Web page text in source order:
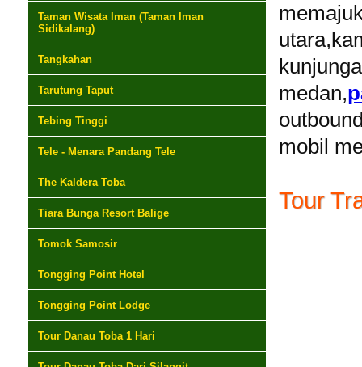
Taman Wisata Iman (Taman Iman
Sidikalang)
Tangkahan
Tarutung Taput
Tebing Tinggi
Tele - Menara Pandang Tele
The Kaldera Toba
Tiara Bunga Resort Balige
Tomok Samosir
Tongging Point Hotel
Tongging Point Lodge
Tour Danau Toba 1 Hari
medan,
mobil
Tour